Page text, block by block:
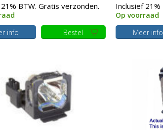
BTW. Gratis verzonden.
info
Bestel
Inclusief
Op voorraad
Meer info